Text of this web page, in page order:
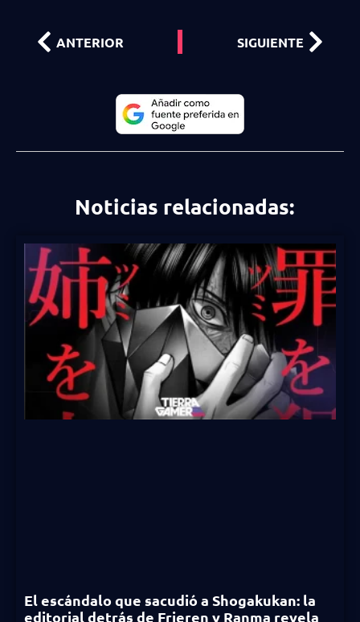
ANTERIOR SIGUIENTE
Noticias relacionadas:
El escándalo que sacudió a Shogakukan: la
editorial detrás de Frieren y Ranma revela